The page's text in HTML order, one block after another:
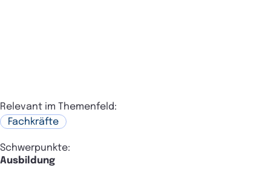
Relevant im Themenfeld:
Fachkräfte
Schwerpunkte:
Ausbildung